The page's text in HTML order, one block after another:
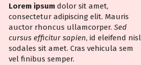
Lorem ipsum dolor sit amet,
consectetur adipiscing elit. Mauris
auctor rhoncus ullamcorper. Sed
cursus efficitur sapien, id eleifend nisl
sodales sit amet. Cras vehicula sem
vel finibus semper.